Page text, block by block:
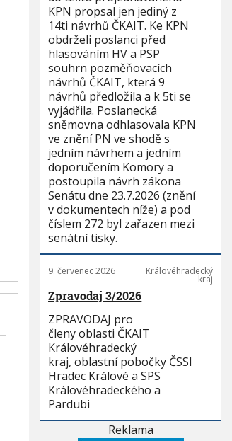
KPN propsal jen jediný z
14ti návrhů ČKAIT. Ke KPN
obdrželi poslanci před
hlasováním HV a PSP
souhrn pozměňovacích
návrhů ČKAIT, která 9
návrhů předložila a k 5ti se
vyjádřila. Poslanecká
sněmovna odhlasovala KPN
ve znění PN ve shodě s
jedním návrhem a jedním
doporučením Komory a
postoupila návrh zákona
Senátu dne 23.7.2026 (znění
v dokumentech níže) a pod
číslem 272 byl zařazen mezi
senátní tisky.
9. červenec 2026 Královéhradecký
kraj
Zpravodaj 3/2026
ZPRAVODAJ pro
členy oblasti ČKAIT
Královéhradecký
kraj, oblastní pobočky ČSSI
Hradec Králové a SPS
Královéhradeckého a
Pardubi
Reklama